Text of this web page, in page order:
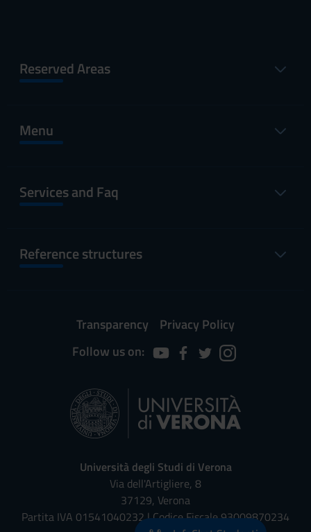
Reserved Areas
Menu
Services and Faq
Reference structures
Transparency
Privacy Policy
Follow us on:
Università degli Studi di Verona
Via dell'Artigliere, 8
37129, Verona
Partita IVA 01541040232 | Codice Fiscale 93009870234